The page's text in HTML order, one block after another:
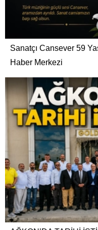
Sanatçı Cansever 59
Haber Merkezi